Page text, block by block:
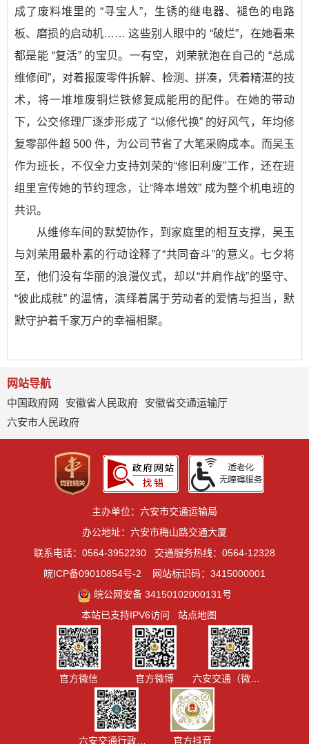
成了废料堆里的 “寻宝人”，生锈的继电器、褪色的电路
板、磨损的启动机…… 这些别人眼中的 “破烂”，在她看来
都是能 “复活” 的宝贝。一有空，刘荣就泡在自己的 “总成
维修间”，对着报废零件拆解、检测、拼凑，凭着精湛的技
术，将一堆堆废铜烂铁修复成能用的配件。在她的带动
下，公交修理厂逐步形成了 “以修代换” 的好风气，年均修
复零部件超 500 件，为公司节省了大笔采购成本。而吴玉
作为班长，不仅全力支持刘荣的“修旧利废”工作，还在班
组里宣传她的节约理念，让“降本增效” 成为整个机电班的
共识。​
从维修车间的默契协作，到家庭里的相互支撑，吴玉
与刘荣用最朴素的行动诠释了“共同奋斗”的意义。七夕将
至，他们没有华丽的浪漫仪式，却以“并肩作战”的坚守、
“彼此成就” 的温情，演绎着属于劳动者的爱情与担当，默
默守护着千家万户的幸福相聚。
网站导航
中国政府网
安徽省人民政府
安徽省交通运输厅
六安市人民政府
主办单位：六安市交通运输局
办公地址：六安市梅山路交通大厦
联系电话：0564-3952230
交通服务热线：0564-12328
皖ICP备09010854号-2
网站标识码：3415000001
皖公网安备 34150102000131号
本站已支持IPV6访问
站点地图
官方微信 官方微博 六安交通（微信视频号）
六安交通行政执法 官方抖音